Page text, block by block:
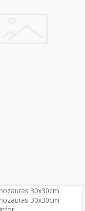
30x30cm
30x30cm.